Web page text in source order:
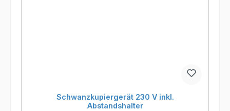
Schwanzkupiergerät 230 V inkl.
Abstandshalter